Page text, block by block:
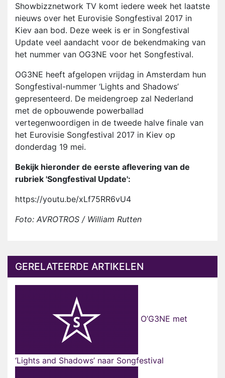
Showbizznetwork TV komt iedere week het laatste
nieuws over het Eurovisie Songfestival 2017 in
Kiev aan bod. Deze week is er in Songfestival
Update veel aandacht voor de bekendmaking van
het nummer van OG3NE voor het Songfestival.
OG3NE heeft afgelopen vrijdag in Amsterdam hun
Songfestival-nummer ‘Lights and Shadows’
gepresenteerd. De meidengroep zal Nederland
met de opbouwende powerballad
vertegenwoordigen in de tweede halve finale van
het Eurovisie Songfestival 2017 in Kiev op
donderdag 19 mei.
Bekijk hieronder de eerste aflevering van de
rubriek 'Songfestival Update':
https://youtu.be/xLf75RR6vU4
Foto: AVROTROS / William Rutten
GERELATEERDE ARTIKELEN
O’G3NE met
‘Lights and Shadows’ naar Songfestival